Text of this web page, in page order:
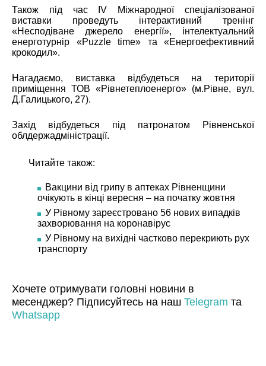
Також під час IV Міжнародної спеціалізованої
виставки проведуть інтерактивний тренінг
«Несподіване джерело енергії», інтелектуальний
енерготурнір «Puzzle time» та «Енергоефективний
крокодил».
Нагадаємо, виставка відбудеться на території
приміщення ТОВ «Рівнетеплоенерго» (м.Рівне, вул.
Д.Галицького, 27).
Захід відбудеться під патронатом Рівненської
облдержадміністрації.
Читайте також:
Вакцини від грипу в аптеках Рівненщини
очікують в кінці вересня – на початку жовтня
У Рівному зареєстровано 56 нових випадків
захворювання на коронавірус
У Рівному на вихідні частково перекриють рух
транспорту
Хочете отримувати головні новини в
месенджер? Підписуйтесь на наш Telegram та
Whatsapp